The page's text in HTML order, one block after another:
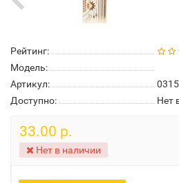
Рейтинг:
Модель:
Артикул:
0315
Доступно:
Нет
33.00 р.
Нет в наличии